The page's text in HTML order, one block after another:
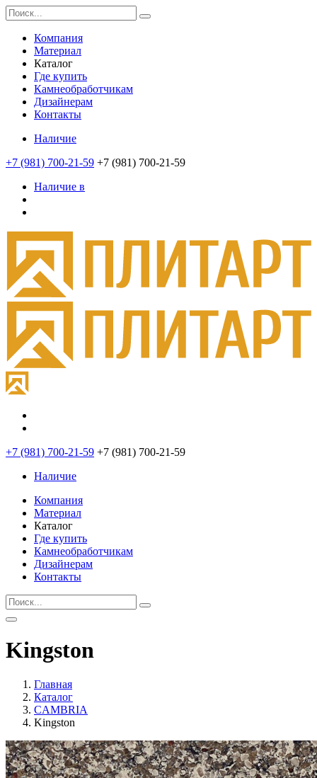
Компания
Материал
Каталог
Где купить
Камнеобработчикам
Дизайнерам
Контакты
Наличие
+7 (981) 700-21-59 +7 (981) 700-21-59
Наличие в
+7 (981) 700-21-59 +7 (981) 700-21-59
Наличие
Компания
Материал
Каталог
Где купить
Камнеобработчикам
Дизайнерам
Контакты
Kingston
Главная
Каталог
CAMBRIA
Kingston